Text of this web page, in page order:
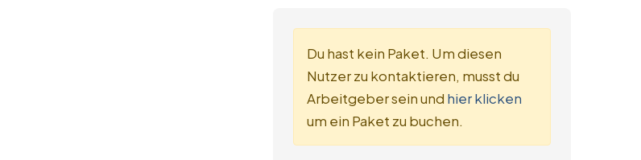
Du hast kein Paket. Um diesen
Nutzer zu kontaktieren, musst du
Arbeitgeber sein und hier klicken
um ein Paket zu buchen.